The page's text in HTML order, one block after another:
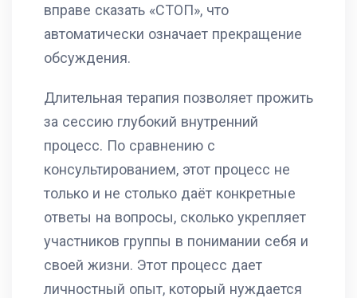
вправе сказать «СТОП», что
автоматически означает прекращение
обсуждения.
Длительная терапия позволяет прожить
за сессию глубокий внутренний
процесс. По сравнению с
консультированием, этот процесс не
только и не столько даёт конкретные
ответы на вопросы, сколько укрепляет
участников группы в понимании себя и
своей жизни. Этот процесс дает
личностный опыт, который нуждается